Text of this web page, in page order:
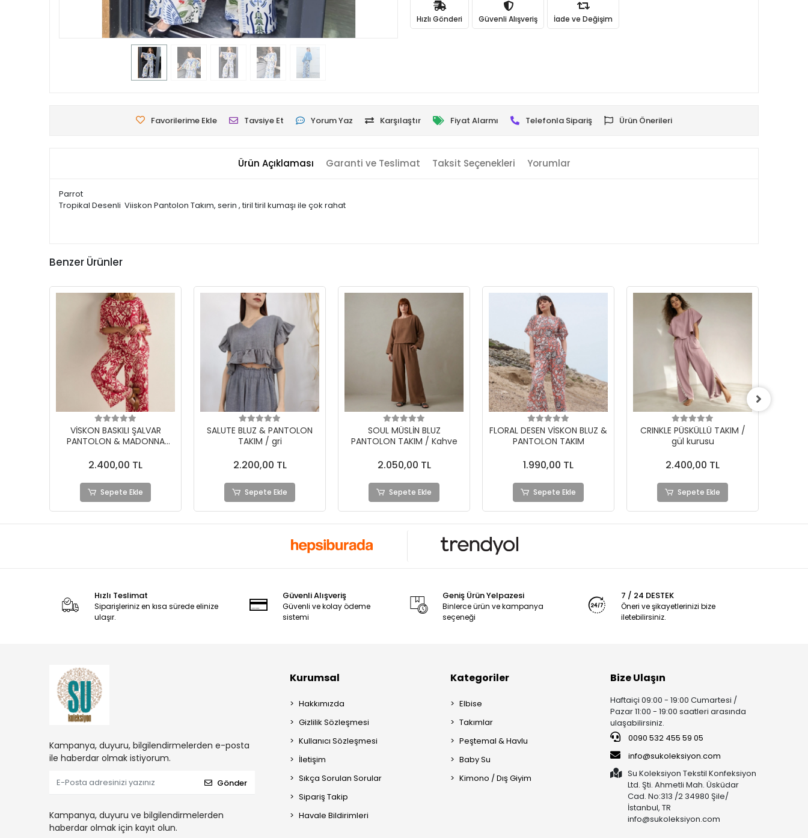
Hızlı Gönderi Güvenli Alışveriş İade ve Değişim
Favorilerime Ekle Tavsiye Et Yorum Yaz Karşılaştır Fiyat Alarmı Telefonla Sipariş Ürün Önerileri
Ürün Açıklaması Garanti ve Teslimat Taksit Seçenekleri Yorumlar
Parrot
Tropikal Desenli Viiskon Pantolon Takım, serin , tiril tiril kumaşı ile çok rahat
Benzer Ürünler
VİSKON BASKILI ŞALVAR
PANTOLON & MADONNA
2.400,00 TL
Sepete Ekle
SALUTE BLUZ & PANTOLON
TAKIM / gri
2.200,00 TL
Sepete Ekle
SOUL MÜSLİN BLUZ
PANTOLON TAKIM / Kahve
2.050,00 TL
Sepete Ekle
FLORAL DESEN VİSKON BLUZ &
PANTOLON TAKIM
1.990,00 TL
Sepete Ekle
CRINKLE PÜSKÜLLÜ TAKIM /
gül kurusu
2.400,00 TL
Sepete Ekle
Hızlı Teslimat
Siparişleriniz en kısa sürede elinize
ulaşır.
Güvenli Alışveriş
Güvenli ve kolay ödeme
sistemi
Geniş Ürün Yelpazesi
Binlerce ürün ve kampanya
seçeneği
7 / 24 DESTEK
Öneri ve şikayetlerinizi bize
iletebilirsiniz.
Kampanya, duyuru, bilgilendirmelerden e-posta
ile haberdar olmak istiyorum.
Gönder
Kampanya, duyuru ve bilgilendirmelerden
haberdar olmak için kayıt olun.
Kurumsal
Hakkımızda
Gizlilik Sözleşmesi
Kullanıcı Sözleşmesi
İletişim
Sıkça Sorulan Sorular
Sipariş Takip
Havale Bildirimleri
Kategoriler
Elbise
Takımlar
Peştemal & Havlu
Baby Su
Kimono / Dış Giyim
Bize Ulaşın
Haftaiçi 09:00 - 19:00 Cumartesi /
Pazar 11:00 - 19:00 saatleri arasında
ulaşabilirsiniz.
0090 532 455 59 05
info@sukoleksiyon.com
Su Koleksiyon Tekstil Konfeksiyon
Ltd. Şti. Ahmetli Mah. Üsküdar
Cad. No:313 /2 34980 Şile/
İstanbul, TR
info@sukoleksiyon.com